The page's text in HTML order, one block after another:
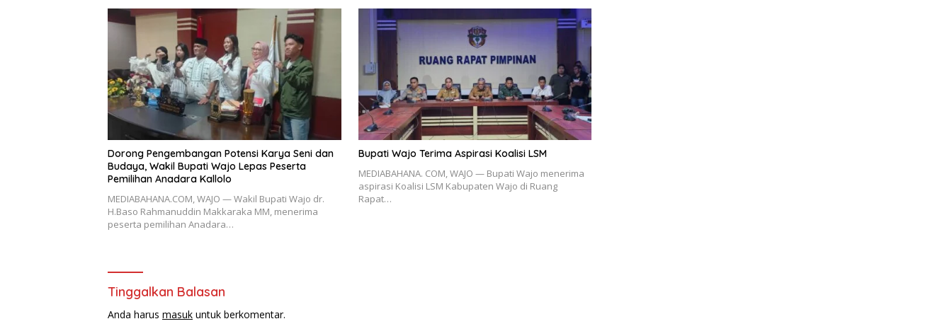
Dorong Pengembangan Potensi Karya Seni dan
Budaya, Wakil Bupati Wajo Lepas Peserta
Pemilihan Anadara Kallolo
MEDIABAHANA.COM, WAJO — Wakil Bupati Wajo dr.
H.Baso Rahmanuddin Makkaraka MM, menerima
peserta pemilihan Anadara…
Bupati Wajo Terima Aspirasi Koalisi LSM
MEDIABAHANA. COM, WAJO — Bupati Wajo menerima
aspirasi Koalisi LSM Kabupaten Wajo di Ruang
Rapat…
Tinggalkan Balasan
Anda harus masuk untuk berkomentar.